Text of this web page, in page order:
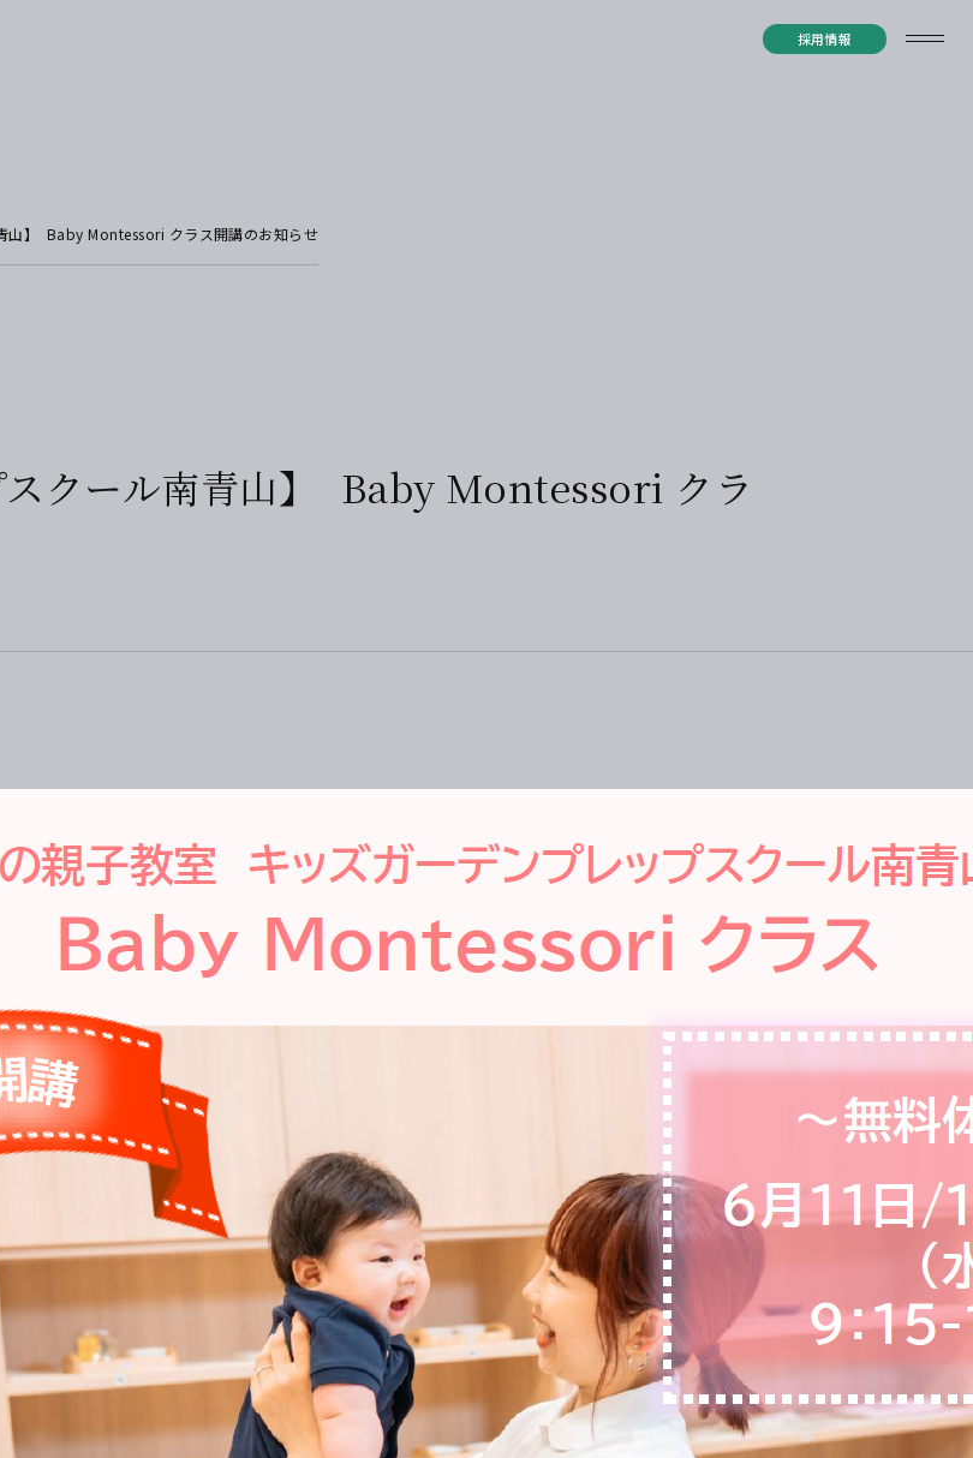
採用情報
山】 Baby Montessori クラス開講のお知らせ
スクール南青山】 Baby Montessori クラ